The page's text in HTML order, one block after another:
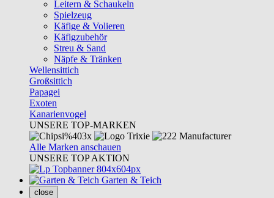
Leitern & Schaukeln
Spielzeug
Käfige & Volieren
Käfigzubehör
Streu & Sand
Näpfe & Tränken
Wellensittich
Großsittich
Papagei
Exoten
Kanarienvogel
UNSERE TOP-MARKEN
Alle Marken anschauen
UNSERE TOP AKTION
Garten & Teich
close